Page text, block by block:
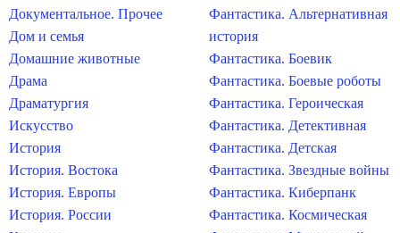
Документальное. Прочее
Дом и семья
Домашние животные
Драма
Драматургия
Искусство
История
История. Востока
История. Европы
История. России
Фантастика. Альтернативная
история
Фантастика. Боевик
Фантастика. Боевые роботы
Фантастика. Героическая
Фантастика. Детективная
Фантастика. Детская
Фантастика. Звездные войны
Фантастика. Киберпанк
Фантастика. Космическая